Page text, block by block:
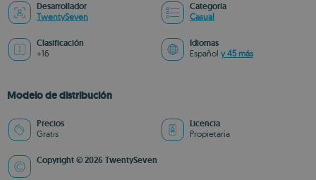
Desarrollador
TwentySeven
Categoría
Casual
Clasificación
+16
Idiomas
Español y 45 más
Modelo de distribución
Precios
Gratis
Licencia
Propietaria
Copyright © 2026 TwentySeven